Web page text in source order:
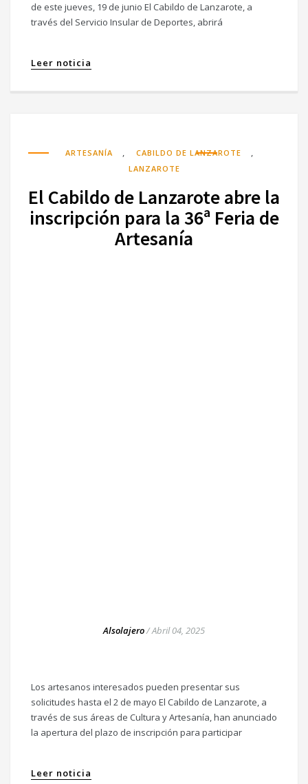
de este jueves, 19 de junio El Cabildo de Lanzarote, a
través del Servicio Insular de Deportes, abrirá
Leer noticia
ARTESANÍA , CABILDO DE LANZAROTE ,
LANZAROTE
El Cabildo de Lanzarote abre la
inscripción para la 36ª Feria de
Artesanía
Alsolajero/Abril 04, 2025
Los artesanos interesados pueden presentar sus
solicitudes hasta el 2 de mayo El Cabildo de Lanzarote, a
través de sus áreas de Cultura y Artesanía, han anunciado
la apertura del plazo de inscripción para participar
Leer noticia